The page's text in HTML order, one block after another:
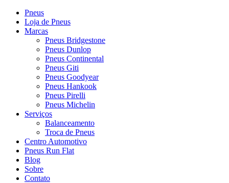
Pneus
Loja de Pneus
Marcas
Pneus Bridgestone
Pneus Dunlop
Pneus Continental
Pneus Giti
Pneus Goodyear
Pneus Hankook
Pneus Pirelli
Pneus Michelin
Serviços
Balanceamento
Troca de Pneus
Centro Automotivo
Pneus Run Flat
Blog
Sobre
Contato